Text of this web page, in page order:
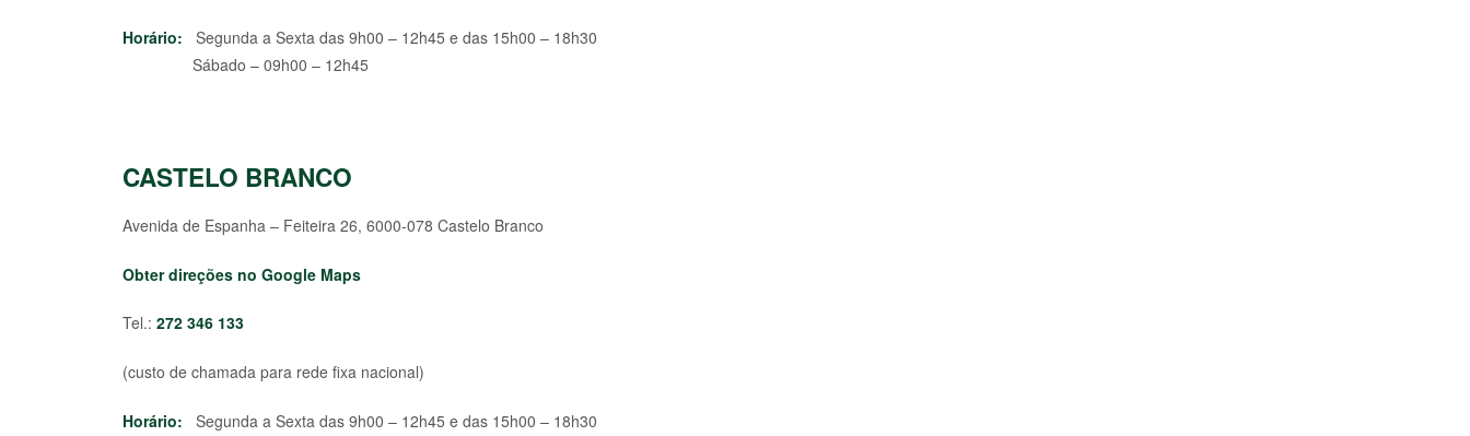
Horário:
Segunda a Sexta das 9h00 – 12h45 e das 15h00 – 18h30
Sábado – 09h00 – 12h45
CASTELO BRANCO
Avenida de Espanha – Feiteira 26, 6000-078 Castelo Branco
Obter direções no Google Maps
Tel.: 272 346 133
(custo de chamada para rede fixa nacional)
Horário:
Segunda a Sexta das 9h00 – 12h45 e das 15h00 – 18h30